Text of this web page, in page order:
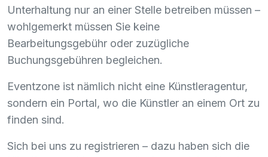
Unterhaltung nur an einer Stelle betreiben müssen –
wohlgemerkt müssen Sie keine
Bearbeitungsgebühr oder zuzügliche
Buchungsgebühren begleichen.
Eventzone ist nämlich nicht eine Künstleragentur,
sondern ein Portal, wo die Künstler an einem Ort zu
finden sind.
Sich bei uns zu registrieren – dazu haben sich die